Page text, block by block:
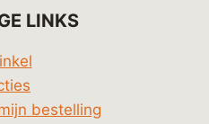
LINKS
bestelling